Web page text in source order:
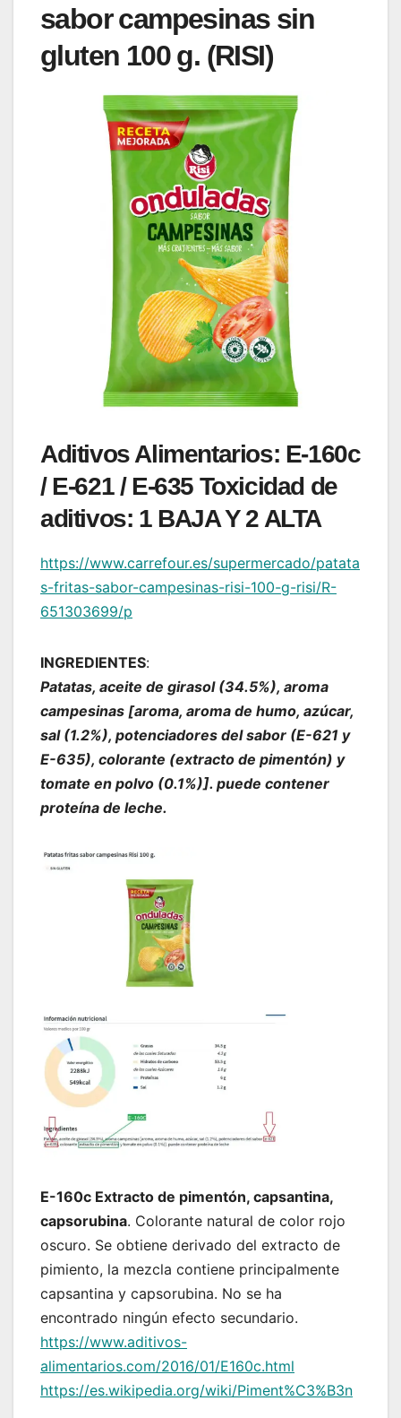
sabor campesinas sin
gluten 100 g. (RISI)
Aditivos Alimentarios: E-160c
/ E-621 / E-635 Toxicidad de
aditivos: 1 BAJA Y 2 ALTA
https://www.carrefour.es/supermercado/patata
s-fritas-sabor-campesinas-risi-100-g-risi/R-
651303699/p
INGREDIENTES:
Patatas, aceite de girasol (34.5%), aroma
campesinas [aroma, aroma de humo, azúcar,
sal (1.2%), potenciadores del sabor (E-621 y
E-635), colorante (extracto de pimentón) y
tomate en polvo (0.1%)]. puede contener
proteína de leche.
E-160c Extracto de pimentón, capsantina,
capsorubina. Colorante natural de color rojo
oscuro. Se obtiene derivado del extracto de
pimiento, la mezcla contiene principalmente
capsantina y capsorubina. No se ha
encontrado ningún efecto secundario.
https://www.aditivos-
alimentarios.com/2016/01/E160c.html
https://es.wikipedia.org/wiki/Piment%C3%B3n